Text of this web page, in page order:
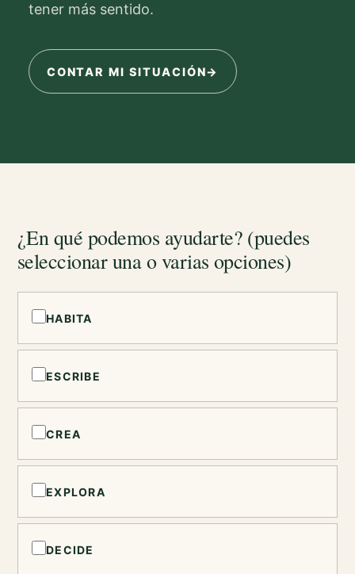
tener más sentido.
CONTAR MI SITUACIÓN→
¿En qué podemos ayudarte? (puedes
seleccionar una o varias opciones)
HABITA
ESCRIBE
CREA
EXPLORA
DECIDE